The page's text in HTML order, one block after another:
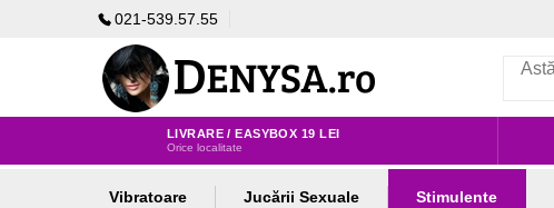
021-539.57.55
LIVRARE / EASYBOX 19 LEI
Orice localitate
Vibratoare Jucării Sexuale Stimulente